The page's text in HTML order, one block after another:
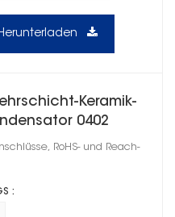
Herunterladen
Keramik-
0402
RoHS- und Reach-
: